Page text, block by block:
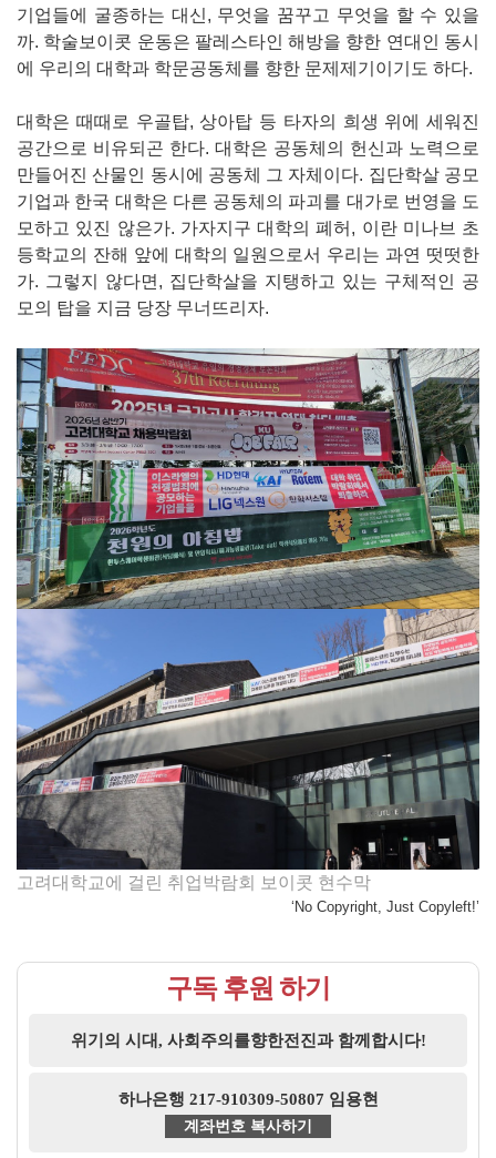
기업들에 굴종하는 대신, 무엇을 꿈꾸고 무엇을 할 수 있을
까. 학술보이콧 운동은 팔레스타인 해방을 향한 연대인 동시
에 우리의 대학과 학문공동체를 향한 문제제기이기도 하다.
대학은 때때로 우골탑, 상아탑 등 타자의 희생 위에 세워진
공간으로 비유되곤 한다. 대학은 공동체의 헌신과 노력으로
만들어진 산물인 동시에 공동체 그 자체이다. 집단학살 공모
기업과 한국 대학은 다른 공동체의 파괴를 대가로 번영을 도
모하고 있진 않은가. 가자지구 대학의 폐허, 이란 미나브 초
등학교의 잔해 앞에 대학의 일원으로서 우리는 과연 떳떳한
가. 그렇지 않다면, 집단학살을 지탱하고 있는 구체적인 공
모의 탑을 지금 당장 무너뜨리자.
고려대학교에 걸린 취업박람회 보이콧 현수막
‘No Copyright, Just Copyleft!’
구독 후원 하기
위기의 시대, 사회주의를향한전진과 함께합시다!
하나은행 217-910309-50807 임용현
계좌번호 복사하기